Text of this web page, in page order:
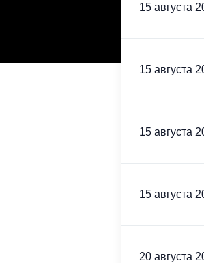
15 августа
15 августа
15 августа
15 августа
20 августа